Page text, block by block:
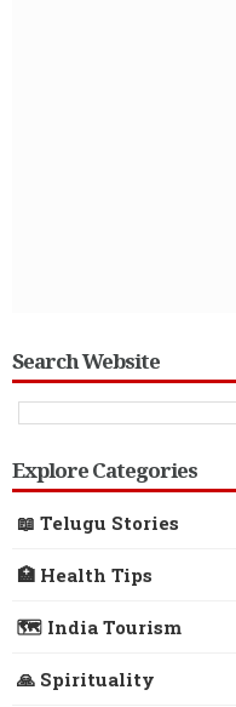
Search Website
Explore Categories
📖 Telugu Stories
🏥 Health Tips
🗺️ India Tourism
🙏 Spirituality